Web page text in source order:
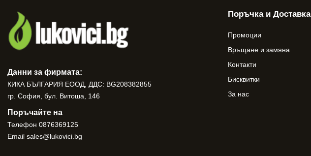
Данни за фирмата:
КИКА БЪЛГАРИЯ ЕООД, ДДС: BG208382855
гр. София, бул. Витоша, 146
Поръчайте на
Телефон 0876369125
Email sales@lukovici.bg
Поръчка и Доставка
Промоции
Връщане и замяна
Контакти
Бисквитки
За нас